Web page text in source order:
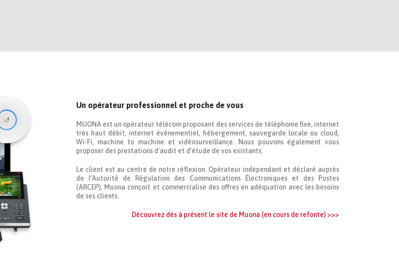
Un opérateur professionnel et proche de vous
MUONA est un opérateur télécom proposant des services de téléphonie fixe, internet
très haut débit, internet événementiel, hébergement, sauvegarde locale ou cloud,
Wi-Fi, machine to machine et vidéosurveillance. Nous pouvons également vous
proposer des prestations d’audit et d’étude de vos existants.
Le client est au centre de notre réflexion. Opérateur indépendant et déclaré auprès
de l’Autorité de Régulation des Communications Électroniques et des Postes
(ARCEP), Muona conçoit et commercialise des offres en adéquation avec les besoins
de ses clients.
Découvrez dès à présent le site de Muona (en cours de refonte) >>>